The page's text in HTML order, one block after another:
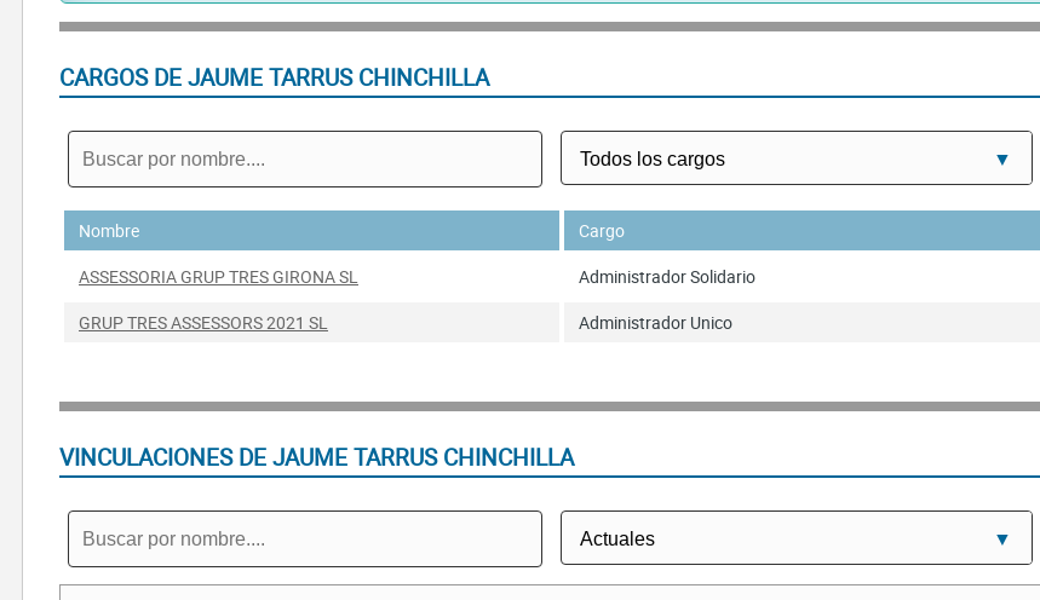
CARGOS DE JAUME TARRUS CHINCHILLA
Nombre Cargo
ASSESSORIA GRUP TRES GIRONA SL
Administrador Solidario
GRUP TRES ASSESSORS 2021 SL
Administrador Unico
VINCULACIONES DE JAUME TARRUS CHINCHILLA